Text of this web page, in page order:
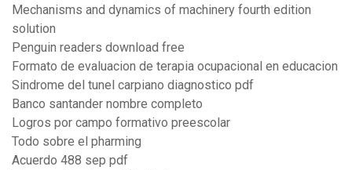
Mechanisms and dynamics of machinery fourth edition
solution
Penguin readers download free
Formato de evaluacion de terapia ocupacional en educacion
Sindrome del tunel carpiano diagnostico pdf
Banco santander nombre completo
Logros por campo formativo preescolar
Todo sobre el pharming
Acuerdo 488 sep pdf